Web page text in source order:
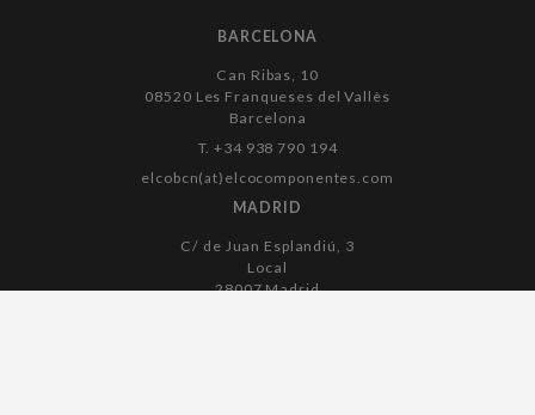
BARCELONA
Can Ribas, 10
08520 Les Franqueses del Vallès
Barcelona
T. +34 938 790 194
elcobcn(at)elcocomponentes.com
MADRID
C/ de Juan Esplandiú, 3
Local
28007 Madrid